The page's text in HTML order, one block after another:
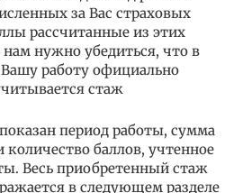
за Вас страховых
рассчитанные из этих
нужно убедиться, что в
работу официально
стаж
период работы, сумма
количество баллов, учтенное
Весь приобретенный стаж
в следующем разделе